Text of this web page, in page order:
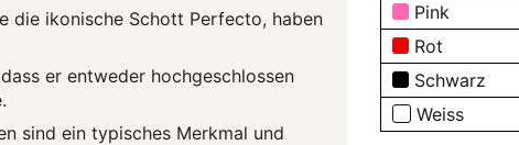
die ikonische Schott Perfecto, haben
er entweder hochgeschlossen
sind ein typisches Merkmal und
Pink
Rot
Schwarz
Weiss